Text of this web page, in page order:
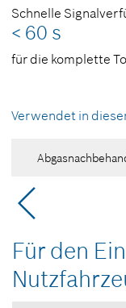
Schnelle
< 60 s
für die komplette
Verwendet in
Für den